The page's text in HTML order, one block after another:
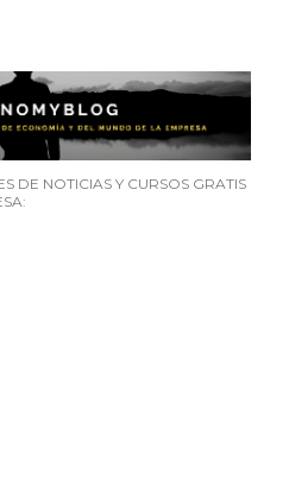
economía y el mundo de la
DE NOTICIAS Y CURSOS GRATIS